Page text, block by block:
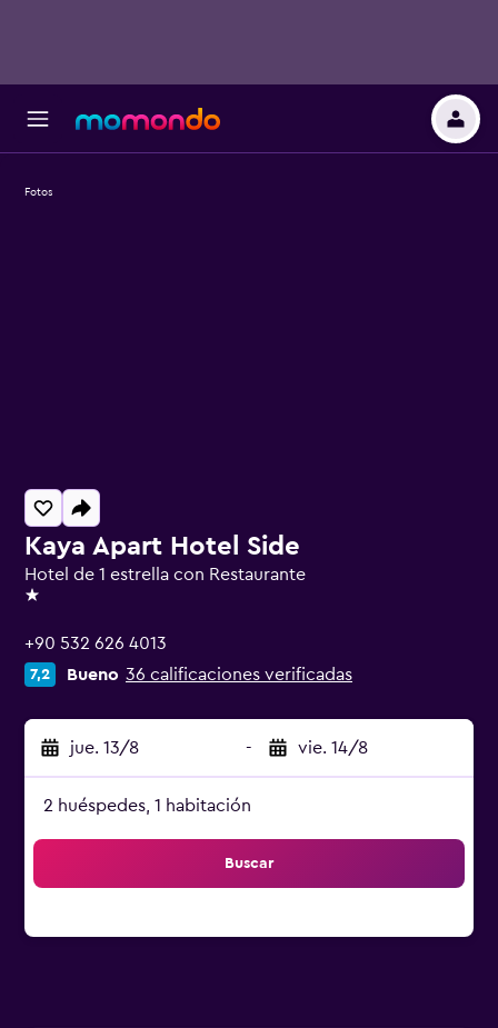
Kaya Apart Hotel Side
Hotel de 1 estrella con Restaurante
1 estrella
+90 532 626 4013
7,2 Bueno 36 calificaciones verificadas
jue. 13/8 - vie. 14/8
2 huéspedes, 1 habitación
Buscar
Fotos